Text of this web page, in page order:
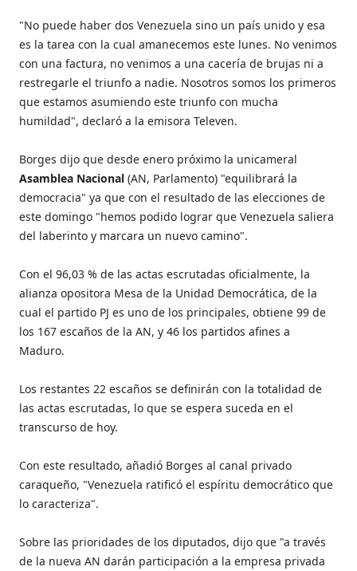
"No puede haber dos Venezuela sino un país unido y esa
es la tarea con la cual amanecemos este lunes. No venimos
con una factura, no venimos a una cacería de brujas ni a
restregarle el triunfo a nadie. Nosotros somos los primeros
que estamos asumiendo este triunfo con mucha
humildad", declaró a la emisora Televen.
Borges dijo que desde enero próximo la unicameral
Asamblea Nacional (AN, Parlamento) "equilibrará la
democracia" ya que con el resultado de las elecciones de
este domingo "hemos podido lograr que Venezuela saliera
del laberinto y marcara un nuevo camino".
Con el 96,03 % de las actas escrutadas oficialmente, la
alianza opositora Mesa de la Unidad Democrática, de la
cual el partido PJ es uno de los principales, obtiene 99 de
los 167 escaños de la AN, y 46 los partidos afines a
Maduro.
Los restantes 22 escaños se definirán con la totalidad de
las actas escrutadas, lo que se espera suceda en el
transcurso de hoy.
Con este resultado, añadió Borges al canal privado
caraqueño, "Venezuela ratificó el espíritu democrático que
lo caracteriza".
Sobre las prioridades de los diputados, dijo que "a través
de la nueva AN darán participación a la empresa privada